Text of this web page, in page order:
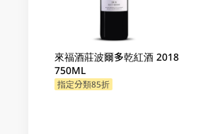
來福酒莊波爾多乾紅酒 2018
750ML
指定分類85折